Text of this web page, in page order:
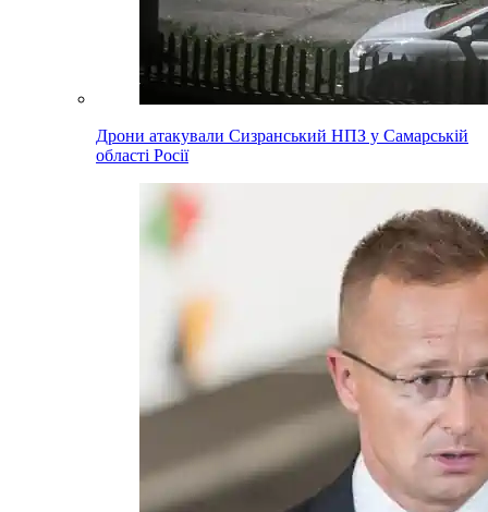
Дрони атакували Сизранський НПЗ у Самарській
області Росії